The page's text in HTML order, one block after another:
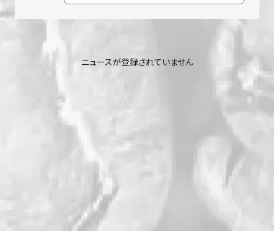
ニュースが登録されていません